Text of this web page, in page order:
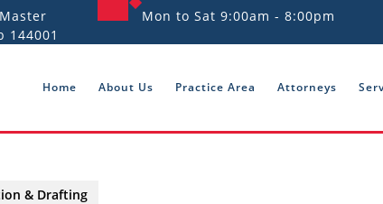
144001
Mon to Sat 9:00am - 8:00pm
Home About Us Practice Area Attorneys
& Drafting